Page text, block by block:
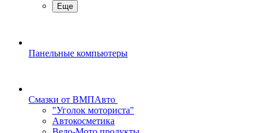
Еще
Панельные компьютеры
Смазки от ВМПАвто
"Уголок моториста"
Автокосметика